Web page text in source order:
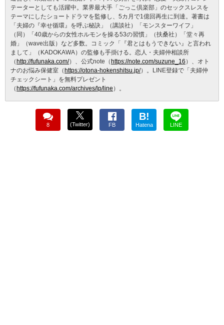
テーターとしても活躍中。業界最大手「ごっこ倶楽部」のセックスレスを
テーマにしたショートドラマを監修し、5カ月で1億回再生に到達。著書は
「夫婦の『幸せ循環』を呼ぶ秘訣」（講談社）「モンスターワイフ」
（同）「40歳からの女性ホルモンを操る53の習慣」（扶桑社）「堂々再
婚」（wave出版）など多数。コミック「『君とはもうできない』と言われ
まして」（KADOKAWA）の監修も手掛ける。恋人・夫婦仲相談所
（ http://fufunaka.com/）、公式note（ https://note.com/suzune_16 ）、オト
ナのお悩み保健室（ https://otona-hokenshitsu.jp/）。LINE登録で「夫婦仲
チェックシート」を無料プレゼント
（ https://fufunaka.com/archives/lp/line ）。
8 (Twitter) FB
B!
Hatena LINE